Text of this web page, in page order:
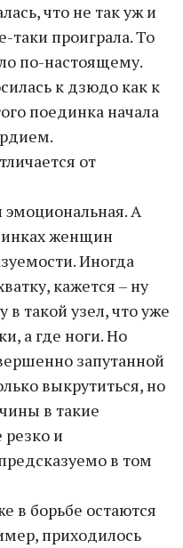
что не так уж и
таки проиграла. То
по-настоящему.
к дзюдо как к
поединка начала
от
эмоциональная. А
женщин
Иногда
кажется – ну
в такой узел, что уже
а где ноги. Но
запутанной
выкрутиться, но
в такие
и
в том
в борьбе остаются
приходилось